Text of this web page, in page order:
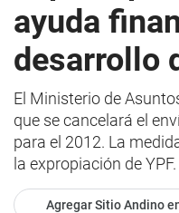
ayuda
desarrollo
El Ministerio de
que se cancelará el
para el 2012. La
la expropiación de YPF.
Agregar Sitio Andino